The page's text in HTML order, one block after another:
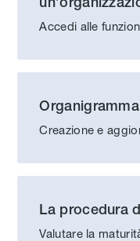
Accedi alle
Organigramma
Creazione e
La procedura
Valutare la